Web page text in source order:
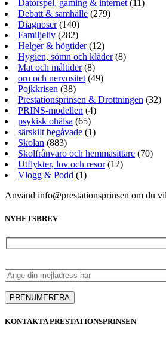
Datorspel, gaming & internet (11)
Debatt & samhälle (279)
Diagnoser(140)
Familjeliv (282)
Helger & högtider(12)
Hygien, sömn och kläder(8)
Mat och måltider(8)
oro och nervositet (49)
Pojkkrisen (38)
Prestationsprinsen & Drottningen (32)
PRINS-modellen (4)
psykisk ohälsa (65)
särskilt begåvade (1)
Skolan (883)
Skolfrånvaro och hemmasittare (70)
Utflykter, lov och resor(12)
Vlogg & Podd (1)
Använd info@prestationsprinsen om du
NYHETSBREV
KONTAKTA PRESTATIONSPRINSEN